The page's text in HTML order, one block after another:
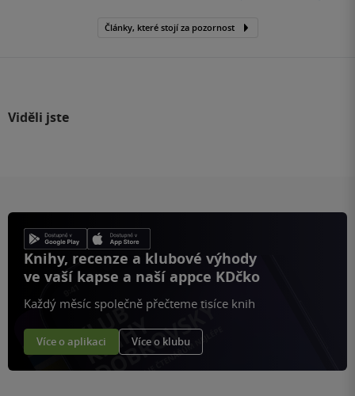
Články, které stojí za pozornost
Viděli jste
Knihy, recenze a klubové výhody
ve vaší kapse a naší appce KDčko
Každý měsíc společně přečteme tisíce knih
Více o aplikaci Více o klubu